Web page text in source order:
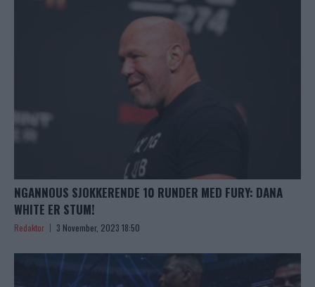
NGANNOUS SJOKKERENDE 10 RUNDER MED FURY: DANA
WHITE ER STUM!
Redaktor 3 November, 2023 18:50